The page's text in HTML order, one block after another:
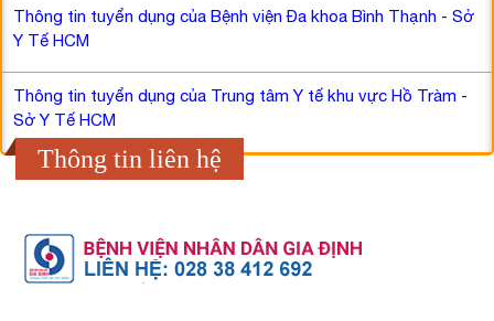
Thông tin tuyển dụng của Bệnh viện Đa khoa Bình Thạnh - Sở
Y Tế HCM
Thông tin tuyển dụng của Trung tâm Y tế khu vực Hồ Tràm -
Sở Y Tế HCM
Thông tin liên hệ